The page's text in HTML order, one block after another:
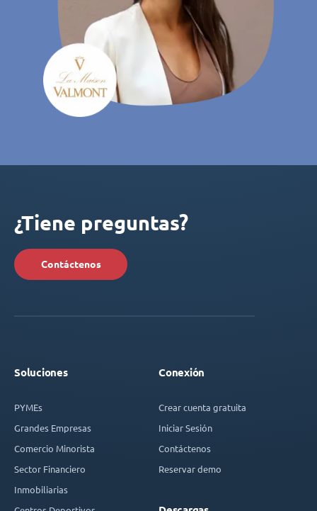
¿Tiene preguntas?
Contáctenos
Soluciones
PYMEs
Grandes Empresas
Comercio Minorista
Sector Financiero
Inmobiliarias
Conexión
Crear cuenta gratuita
Iniciar Sesión
Contáctenos
Reservar demo